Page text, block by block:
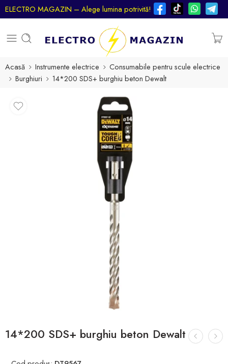
ELECTRO MAGAZIN – Alege lumina potrivită!
Acasă Instrumente electrice
Consumabile pentru scule electrice
Burghiuri
14*200 SDS+ burghiu beton Dewalt
14*200 SDS+ burghiu beton Dewalt